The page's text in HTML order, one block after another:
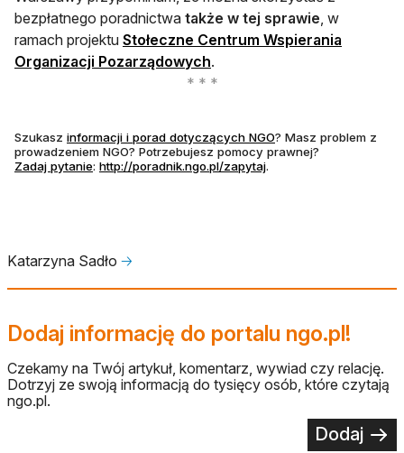
bezpłatnego poradnictwa także w tej sprawie , w
ramach projektu Stołeczne Centrum Wspierania
Organizacji Pozarządowych.
Szukasz informacji i porad dotyczących NGOotwiera się w nowej
? Masz problem z
prowadzeniem NGO? Potrzebujesz pomocy prawnej?
Zadaj pytanieotwiera się w nowej karcie
: http://poradnik.ngo.pl/zapytaj.
Katarzyna Sadło 🡢
Dodaj informację do portalu ngo.pl!
Czekamy na Twój artykuł, komentarz, wywiad czy relację.
Dotrzyj ze swoją informacją do tysięcy osób, które czytają
ngo.pl.
Dodaj